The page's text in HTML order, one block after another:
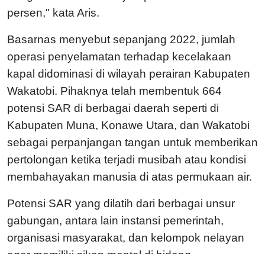
persen," kata Aris.
Basarnas menyebut sepanjang 2022, jumlah
operasi penyelamatan terhadap kecelakaan
kapal didominasi di wilayah perairan Kabupaten
Wakatobi. Pihaknya telah membentuk 664
potensi SAR di berbagai daerah seperti di
Kabupaten Muna, Konawe Utara, dan Wakatobi
sebagai perpanjangan tangan untuk memberikan
pertolongan ketika terjadi musibah atau kondisi
membahayakan manusia di atas permukaan air.
Potensi SAR yang dilatih dari berbagai unsur
gabungan, antara lain instansi pemerintah,
organisasi masyarakat, dan kelompok nelayan